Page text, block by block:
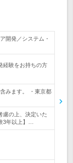
開発／システム・
経験をお持ちの方
みます。 ・東京都
慮の上、決定いた
3年以上】…